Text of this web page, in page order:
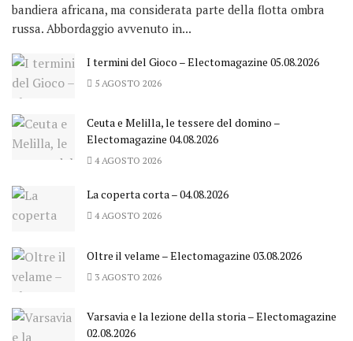
bandiera africana, ma considerata parte della flotta ombra
russa. Abbordaggio avvenuto in...
I termini del Gioco – Electomagazine 05.08.2026
5 AGOSTO 2026
Ceuta e Melilla, le tessere del domino –
Electomagazine 04.08.2026
4 AGOSTO 2026
La coperta corta – 04.08.2026
4 AGOSTO 2026
Oltre il velame – Electomagazine 03.08.2026
3 AGOSTO 2026
Varsavia e la lezione della storia – Electomagazine
02.08.2026